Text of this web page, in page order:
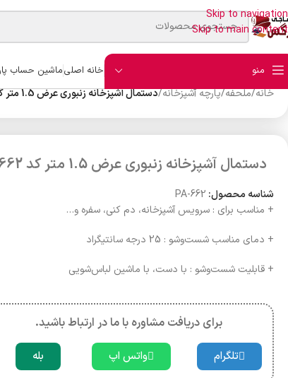
Skip to navigation
Skip to main content
منو خانه اصلیماشین حساب
خانه/ملحفه/پارچه آشپزخانه/دستمال آشپزخانه زنبوری عرض 1.5 متر کد 662
دستمال آشپزخانه زنبوری عرض 1.5 متر کد 662
شناسه محصول: PA-662
+ مناسب برای : سرویس آشپزخانه، دم کنی، سفره و…
+ دمای مناسب شست‌وشو : 25 درجه سانتیگراد
+ قابلیت شست‌وشو : با دست، با ماشین لباس‌شویی
برای دریافت مشاوره با ما در ارتباط باشید.
تلگرام واتس اپ بله